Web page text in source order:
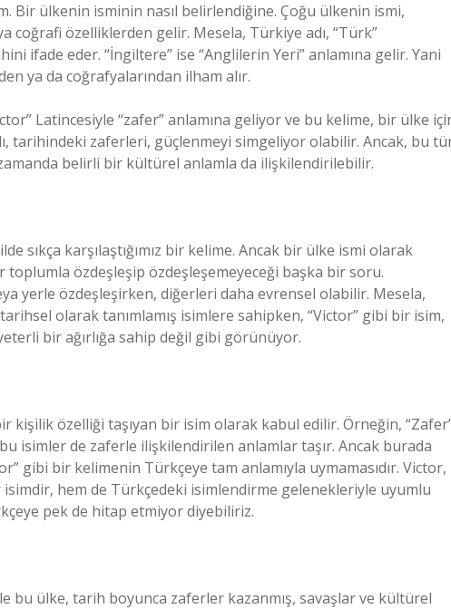
Bir ülkenin isminin nasıl belirlendiğine. Çoğu ülkenin ismi,
özelliklerden gelir. Mesela, Türkiye adı, “Türk”
ifade eder. “İngiltere” ise “Anglilerin Yeri” anlamına gelir. Yani
ya da coğrafyalarından ilham alır.
Latincesiyle “zafer” anlamına geliyor ve bu kelime, bir ülke
tarihindeki zaferleri, güçlenmeyi simgeliyor olabilir. Ancak, bu
zamanda belirli bir kültürel anlamla da ilişkilendirilebilir.
sıkça karşılaştığımız bir kelime. Ancak bir ülke ismi olarak
toplumla özdeşleşip özdeşleşemeyeceği başka bir soru.
yerle özdeşleşirken, diğerleri daha evrensel olabilir. Mesela,
olarak tanımlamış isimlere sahipken, “Victor” gibi bir isim,
bir ağırlığa sahip değil gibi görünüyor.
kişilik özelliği taşıyan bir isim olarak kabul edilir. Örneğin,
isimler de zaferle ilişkilendirilen anlamlar taşır. Ancak burada
gibi bir kelimenin Türkçeye tam anlamıyla uymamasıdır. Victor,
hem de Türkçedeki isimlendirme gelenekleriyle uyumlu
pek de hitap etmiyor diyebiliriz.
bu ülke, tarih boyunca zaferler kazanmış, savaşlar ve kültürel